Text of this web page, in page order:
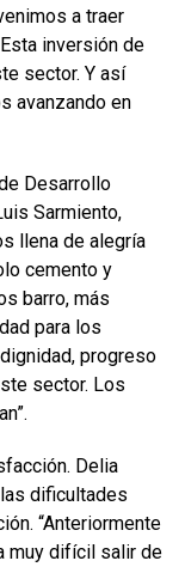
a traer
inversión de
sector. Y así
avanzando en
Desarrollo
Sarmiento,
llena de alegría
cemento y
barro, más
para los
progreso
sector. Los
Delia
dificultades
“Anteriormente
muy difícil salir de